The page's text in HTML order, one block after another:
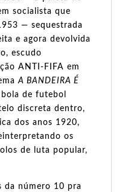
socialista que
— sequestrada
e agora devolvida
escudo
ANTI-FIFA em
A BANDEIRA É
de futebol
discreta dentro,
dos anos 1920,
os
de luta popular,
da número 10 pra